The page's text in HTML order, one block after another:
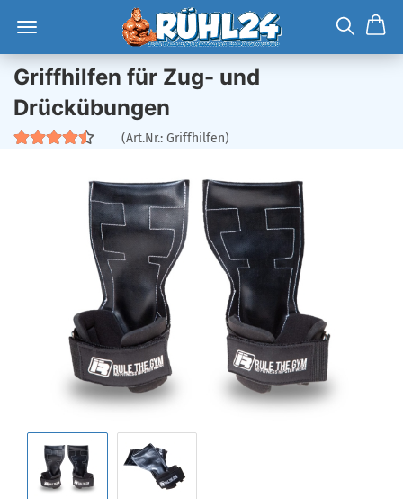
Griffhilfen für Zug- und
Drückübungen
(Art.Nr.: Griffhilfen)